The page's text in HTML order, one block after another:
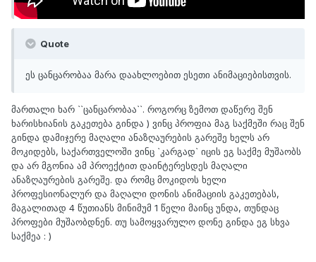
Quote
ეს ცანცარობაა მარა დაახლოებით ესეთი ანიმაციებისთვის.
მართალი ხარ ``ცანცარობაა``. როგორც ზემოთ დაწერე შენ
ხარისხიანის გაკეთება გინდა ) ვინც პროფია მაგ საქმეში რაც შენ
გინდა დამიჯერე მაღალი ანაზღაურების გარეშე ხელს არ
მოკიდებს, საქართველოში ვინც `კარგად` იცის ეგ საქმე მუშაობს
და არ მგონია ამ პროექტით დაინტერესდეს მაღალი
ანაზღაურების გარეშე. და რომც მოკიდოს ხელი
პროფესიონალურ და მაღალი დონის ანიმაციის გაკეთებას,
მაგალითად 4 წუთიანს მინიმუმ 1 წელი მაინც უნდა, თუნდაც
პროფები მუშაობდნენ. თუ სამოყვარულო დონე გინდა ეგ სხვა
საქმეა : )